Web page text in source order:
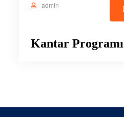
admin
Kantar Programı